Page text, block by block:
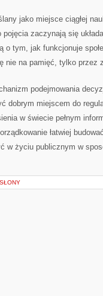
jako miejsce ciągłej
pojęcia zaczynają się
o tym, jak funkcjonuje
nie na pamięć, tylko przez
podejmowania
dobrym miejscem do
w świecie pełnym
łatwiej
w życiu publicznym w